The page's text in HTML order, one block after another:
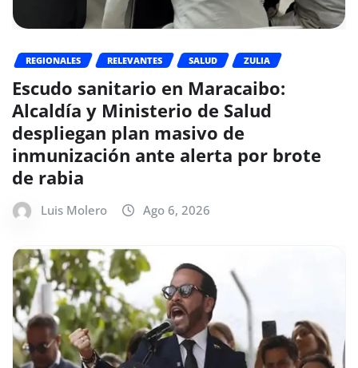
REGIONALES RELEVANTES SALUD ZULIA
Escudo sanitario en Maracaibo:
Alcaldía y Ministerio de Salud
despliegan plan masivo de
inmunización ante alerta por brote
de rabia
Luis Molero Ago 6, 2026